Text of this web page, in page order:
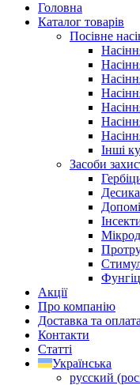
Головна
Каталог товарів
Посівне
Інші
Засоби
Акції
Про компанію
Доставка та оплата
Контакти
Статті
Українська
русский (